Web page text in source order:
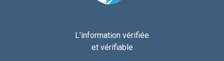
L’information vérifiée
et vérifiable